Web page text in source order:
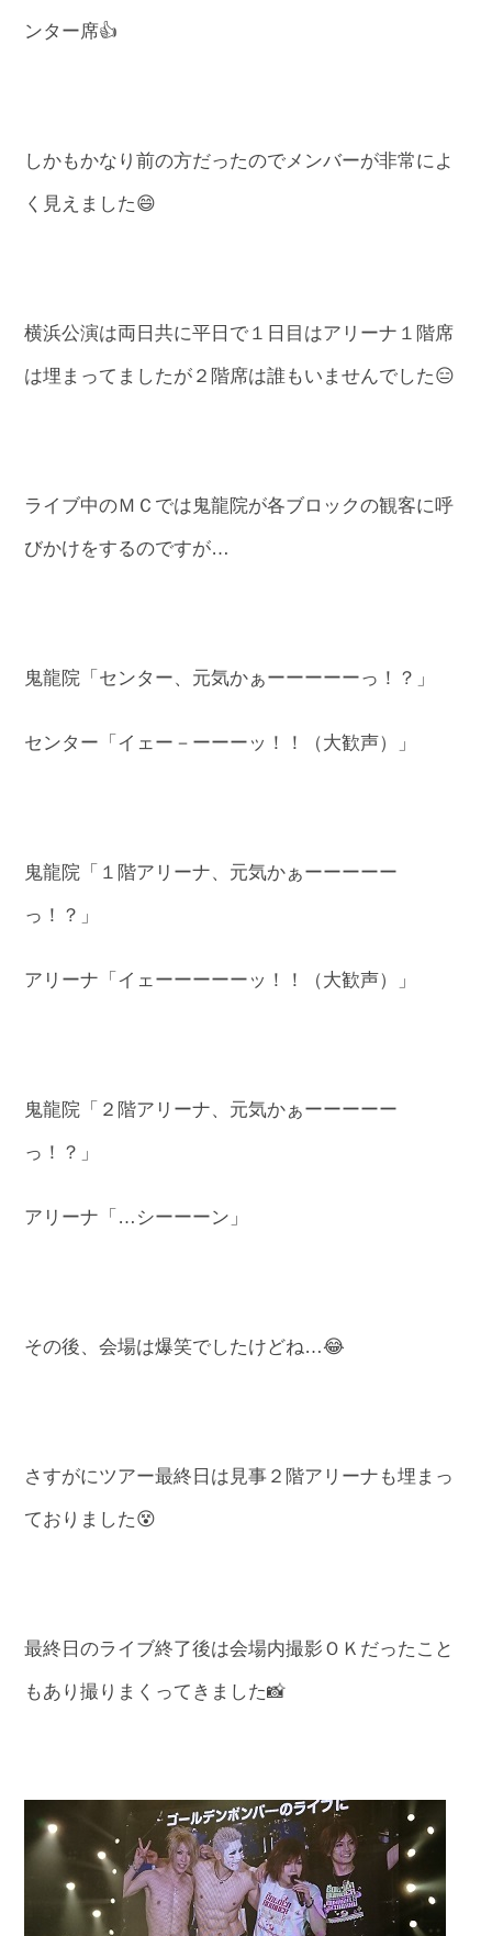
ンター席👍
しかもかなり前の方だったのでメンバーが非常によ
く見えました😄
横浜公演は両日共に平日で１日目はアリーナ１階席
は埋まってましたが２階席は誰もいませんでした😑
ライブ中のＭＣでは鬼龍院が各ブロックの観客に呼
びかけをするのですが…
鬼龍院「センター、元気かぁーーーーーっ！？」
センター「イェー－ーーーッ！！（大歓声）」
鬼龍院「１階アリーナ、元気かぁーーーーー
っ！？」
アリーナ「イェーーーーーッ！！（大歓声）」
鬼龍院「２階アリーナ、元気かぁーーーーー
っ！？」
アリーナ「…シーーーン」
その後、会場は爆笑でしたけどね…😂
さすがにツアー最終日は見事２階アリーナも埋まっ
ておりました😵
最終日のライブ終了後は会場内撮影ＯＫだったこと
もあり撮りまくってきました📸